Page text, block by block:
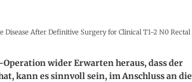
After Definitive Surgery for Clinical T1-2 N0 Rectal
wider Erwarten heraus, dass der
kann es sinnvoll sein, im Anschluss an die